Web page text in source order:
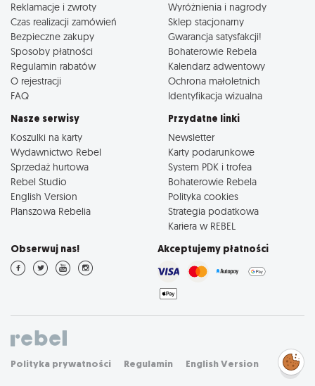
Reklamacje i zwroty
Czas realizacji zamówień
Bezpieczne zakupy
Sposoby płatności
Regulamin rabatów
O rejestracji
FAQ
Wyróżnienia i nagrody
Sklep stacjonarny
Gwarancja satysfakcji!
Bohaterowie Rebela
Kalendarz adwentowy
Ochrona małoletnich
Identyfikacja wizualna
Nasze serwisy
Koszulki na karty
Wydawnictwo Rebel
Sprzedaż hurtowa
Rebel Studio
English Version
Planszowa Rebelia
Przydatne linki
Newsletter
Karty podarunkowe
System PDK i trofea
Bohaterowie Rebela
Polityka cookies
Strategia podatkowa
Kariera w REBEL
Obserwuj nas! Akceptujemy płatności
Polityka prywatności Regulamin English Version
Zarządzaj
preferencjami
cookies